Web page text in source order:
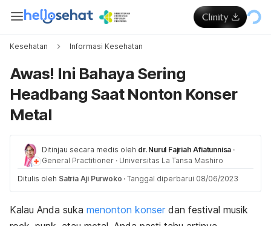
Kesehatan Informasi Kesehatan
Awas! Ini Bahaya Sering
Headbang Saat Nonton Konser
Metal
Ditinjau secara medis oleh dr. Nurul Fajriah Afiatunnisa ·
General Practitioner · Universitas La Tansa Mashiro
Ditulis oleh Satria Aji Purwoko · Tanggal diperbarui 08/06/2023
Kalau Anda suka menonton konser dan festival musik